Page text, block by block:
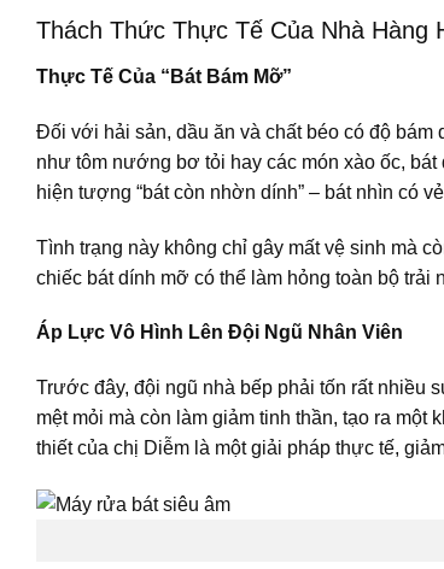
Thách Thức Thực Tế Của Nhà Hàng
Thực Tế Của “Bát Bám Mỡ”
Đối với hải sản, dầu ăn và chất béo có độ
như tôm nướng bơ tỏi hay các món xào ốc,
hiện tượng “bát còn nhờn dính” – bát nhìn có
Tình trạng này không chỉ gây mất vệ sinh mà
chiếc bát dính mỡ có thể làm hỏng toàn bộ trải
Áp Lực Vô Hình Lên Đội Ngũ Nhân Viên
Trước đây, đội ngũ nhà bếp phải tốn rất nhiều
mệt mỏi mà còn làm giảm tinh thần, tạo ra
thiết của chị Diễm là một giải pháp thực tế,